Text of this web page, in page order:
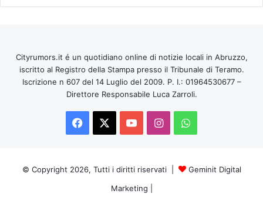
Cityrumors.it é un quotidiano online di notizie locali in Abruzzo,
iscritto al Registro della Stampa presso il Tribunale di Teramo.
Iscrizione n 607 del 14 Luglio del 2009. P. I.: 01964530677 –
Direttore Responsabile Luca Zarroli.
Facebook
You InstagramWhatsApp
© Copyright 2026, Tutti i diritti riservati |
Geminit Digital
Marketing